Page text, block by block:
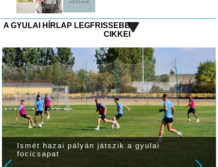
A GYULAI HÍRLAP LEGFRISSEBB
CIKKEI
Ismét hazai pályán játszik a gyulai
focicsapat